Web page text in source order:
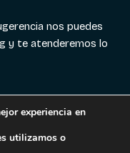
nos puedes
y te atenderemos lo
experiencia en
utilizamos o